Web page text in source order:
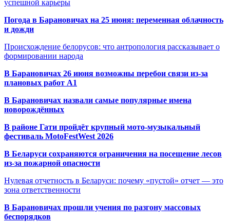
успешной карьеры
Погода в Барановичах на 25 июня: переменная облачность
и дожди
Происхождение белорусов: что антропология рассказывает о
формировании народа
В Барановичах 26 июня возможны перебои связи из-за
плановых работ A1
В Барановичах назвали самые популярные имена
новорождённых
В районе Гати пройдёт крупный мото-музыкальный
фестиваль MotoFestWest 2026
В Беларуси сохраняются ограничения на посещение лесов
из-за пожарной опасности
Нулевая отчетность в Беларуси: почему «пустой» отчет — это
зона ответственности
В Барановичах прошли учения по разгону массовых
беспорядков